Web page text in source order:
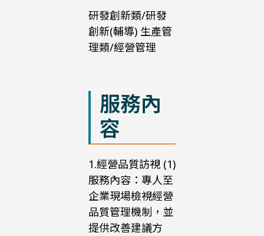
研發創新類/研發
創新(輔導) 生產管
理類/經營管理
服務內
容
1.經營品質訪視 (1)
服務內容：專人至
企業現場檢視經營
品質管理機制，並
提供改善建議方